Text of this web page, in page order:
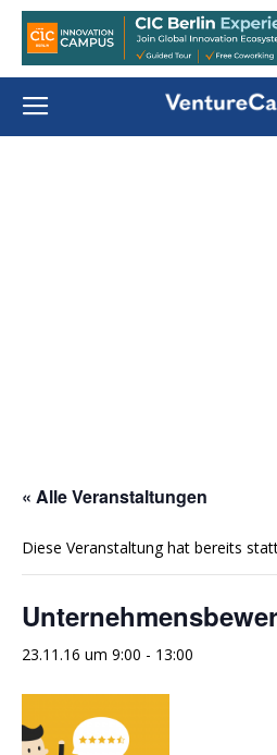
« Alle Veranstaltungen
Diese Veranstaltung hat bereits
23.11.16 um 9:00 - 13:00